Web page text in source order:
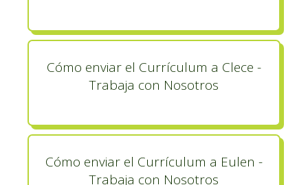
Cómo enviar el Currículum a Clece -
Trabaja con Nosotros
Cómo enviar el Currículum a Eulen -
Trabaja con Nosotros